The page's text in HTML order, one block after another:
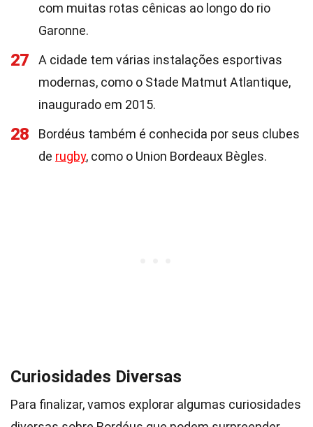
com muitas rotas cênicas ao longo do rio
Garonne.
27
A cidade tem várias instalações esportivas
modernas, como o Stade Matmut Atlantique,
inaugurado em 2015.
28
Bordéus também é conhecida por seus clubes
de rugby, como o Union Bordeaux Bègles.
Curiosidades Diversas
Para finalizar, vamos explorar algumas curiosidades